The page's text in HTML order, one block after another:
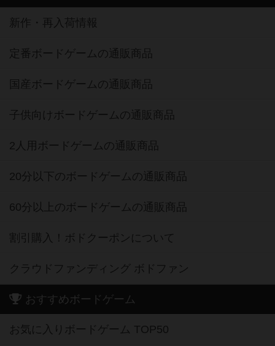
新作・再入荷情報
定番ボードゲームの通販商品
国産ボードゲームの通販商品
子供向けボードゲームの通販商品
2人用ボードゲームの通販商品
20分以下のボードゲームの通販商品
60分以上のボードゲームの通販商品
割引購入！ボドクーポンについて
クラウドファンディング ボドファン
おすすめボードゲーム
お気に入りボードゲーム TOP50